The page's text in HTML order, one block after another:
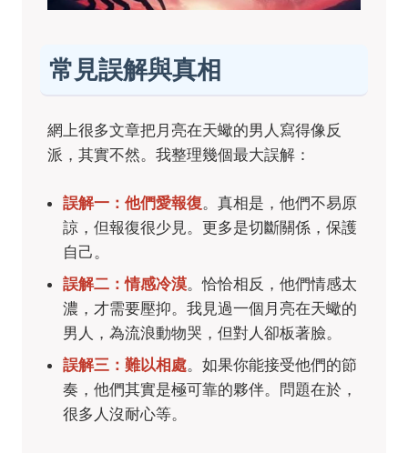
常見誤解與真相
網上很多文章把月亮在天蠍的男人寫得像反
派，其實不然。我整理幾個最大誤解：
誤解一：他們愛報復。真相是，他們不易原
諒，但報復很少見。更多是切斷關係，保護
自己。
誤解二：情感冷漠。恰恰相反，他們情感太
濃，才需要壓抑。我見過一個月亮在天蠍的
男人，為流浪動物哭，但對人卻板著臉。
誤解三：難以相處。如果你能接受他們的節
奏，他們其實是極可靠的夥伴。問題在於，
很多人沒耐心等。